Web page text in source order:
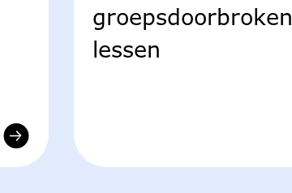
groepsdoorbroken
lessen